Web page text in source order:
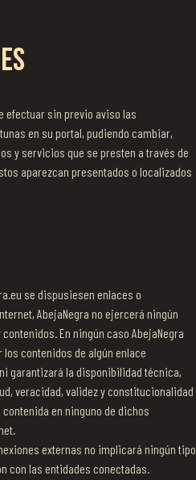
efectuar sin previo aviso las
en su portal, pudiendo cambiar,
y servicios que se presten a través de
aparezcan presentados o localizados
se dispusiesen enlaces o
AbejaNegra no ejercerá ningún
En ningún caso AbejaNegra
contenidos de algún enlace
garantizará la disponibilidad técnica,
veracidad, validez y constitucionalidad
en ninguno de dichos
externas no implicará ningún tipo
con las entidades conectadas.